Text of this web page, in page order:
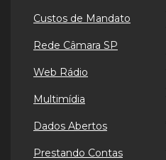
Custos de Mandato
Rede Câmara SP
Web Rádio
Multimídia
Dados Abertos
Prestando Contas